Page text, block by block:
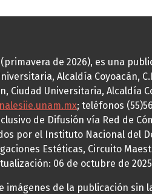
(primavera de 2026), es una
Alcaldía Coyoacán,
Universitaria, Alcaldía
; teléfonos
de Difusión vía Red de
por el Instituto Nacional del
Estéticas, Circuito
06 de octubre de
de la publicación sin